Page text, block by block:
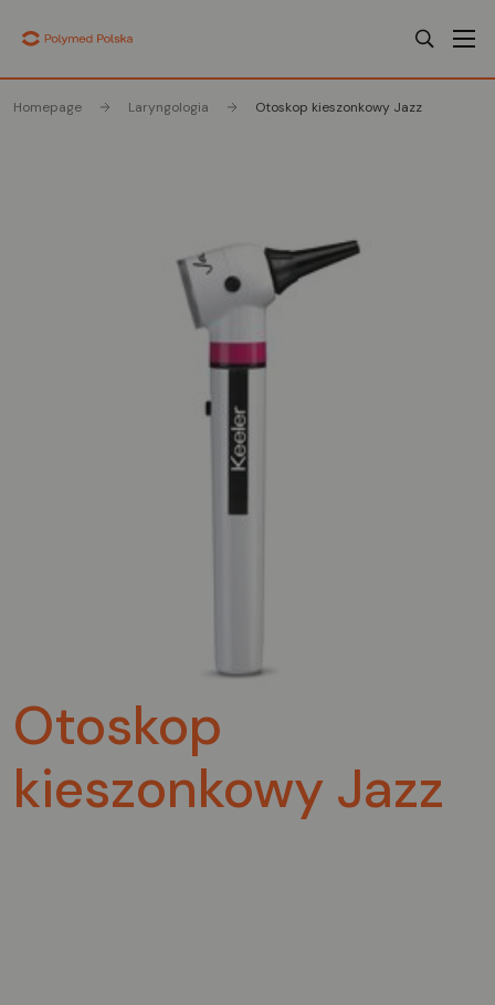
Homepage Laryngologia Otoskop kieszonkowy Jazz
Otoskop
kieszonkowy Jazz